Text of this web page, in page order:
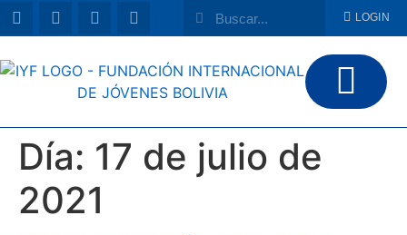
LOGIN
Día: 17 de julio de
2021